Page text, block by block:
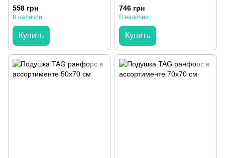
558 грн
В наличии
Купить
Soft Pearl 50x70 см
746 грн
В наличии
Купить